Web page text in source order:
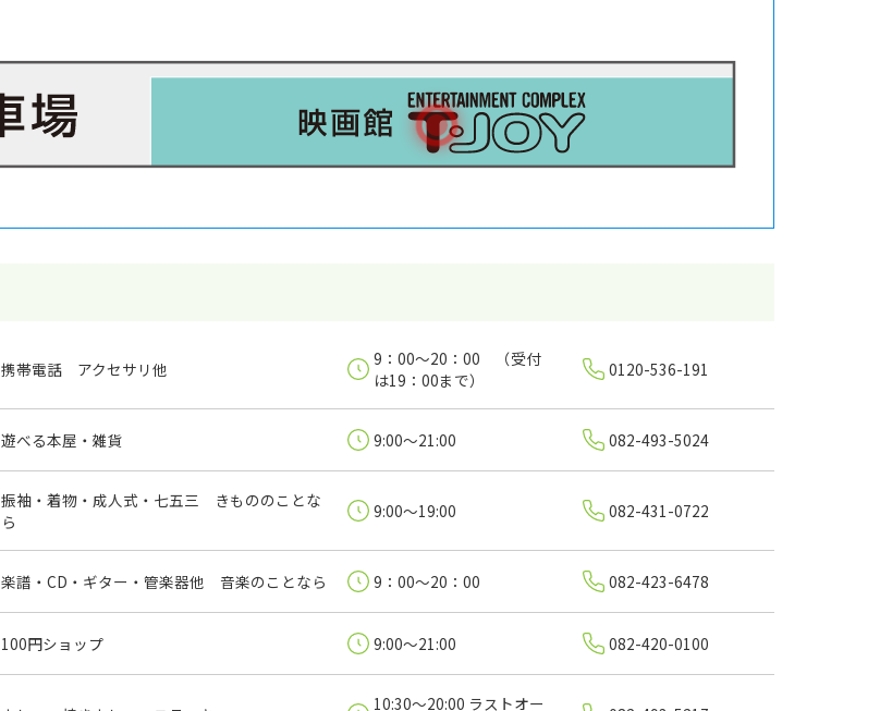
携帯電話 アクセサリ他
9：00～20：00 （受付
は19：00まで）
0120-536-191
遊べる本屋・雑貨 9:00～21:00 082-493-5024
振袖・着物・成人式・七五三 きもののことな
ら
9:00～19:00 082-431-0722
楽譜・CD・ギター・管楽器他 音楽のことなら 9：00～20：00 082-423-6478
100円ショップ 9:00～21:00 082-420-0100
10:30～20:00 ラストオー